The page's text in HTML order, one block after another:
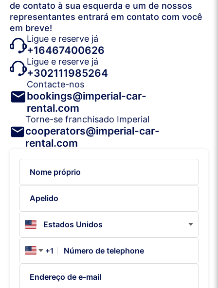
de contato à sua esquerda e um de nossos
representantes entrará em contato com você
em breve!
Ligue e reserve já
+16467400626
Ligue e reserve já
+302111985264
Contacte-nos
bookings@imperial-car-
rental.com
Torne-se franchisado Imperial
cooperators@imperial-car-
rental.com
+1